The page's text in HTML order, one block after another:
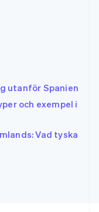
utanför Spanien
och exempel i
Vad tyska